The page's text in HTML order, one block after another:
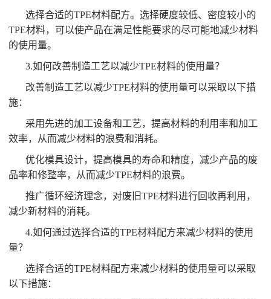
选择合适的TPE材料配方。选择硬度较低、密度较小的
TPE材料，可以使产品在满足性能要求的尽可能地减少材料
的使用量。
3.如何改善制造工艺以减少TPE材料的使用量？
改善制造工艺以减少TPE材料的使用量可以采取以下措
施：
采用先进的加工设备和工艺，提高材料的利用率和加工
效率，从而减少材料的浪费和消耗。
优化模具设计，提高模具的寿命和精度，减少产品的废
品率和修整率，从而减少TPE材料的浪费。
推广循环经济理念，对废旧TPE材料进行回收再利用，
减少新材料的消耗。
4.如何通过选择合适的TPE材料配方来减少材料的使用
量？
选择合适的TPE材料配方来减少材料的使用量可以采取
以下措施：